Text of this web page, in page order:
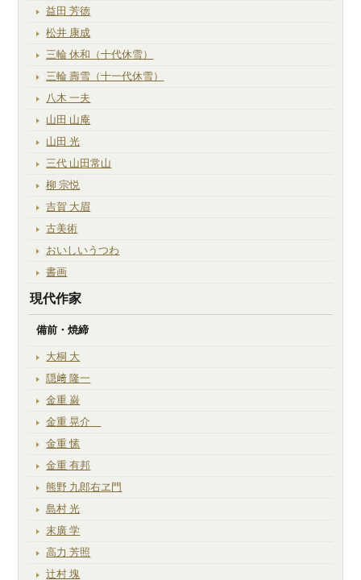
益田 芳徳
松井 康成
三輪 休和（十代休雪）
三輪 壽雪（十一代休雪）
八木 一夫
山田 山庵
山田 光
三代 山田常山
柳 宗悦
吉賀 大眉
古美術
おいしいうつわ
書画
現代作家
備前・焼締
大桐 大
隠﨑 隆一
金重 巌
金重 晃介
金重 愫
金重 有邦
熊野 九郎右ヱ門
島村 光
末廣 学
高力 芳照
辻村 塊